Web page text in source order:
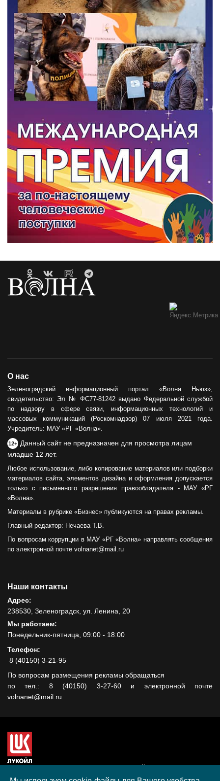
О нас
Зеленоградский информационный портал «Волна Ньюз»,
свидетельство: Эл № ФС77-81242 выдано Федеральной службой
по надзору в сфере связи, информационных технологий и
массовых коммуникаций (Роскомнадзор) 07 июля 2021 года.
Учредитель: МАУ «РГ «Волна».
12+ Данный сайт не предназначен для просмотра лицам
младше 12 лет.
Любое использование, либо копирование материалов или подборки
материалов сайта, элементов дизайна и оформления допускается
только с письменного разрешения правообладателя - МАУ «РГ
«Волна».
Материалы в рубрике «Бизнес» публикуются на правах рекламы.
Главный редактор: Нечаева Т.В.
По вопросам коррупции в МАУ «РГ «Волна» направлять сообщения
по электронной почте volnanet@mail.ru
Наши контакты
Адрес:
238530, Зеленоградск, ул. Ленина, 20
Мы работаем:
Понедельник-пятница, 09:00 - 18:00
Телефон:
8 (40150) 3-21-95
По вопросам размещения рекламы обращаться
по тел.: 8 (40150) 3-27-60 и электронной почте
volnanet@mail.ru
гранта, полученного в рамках XIII Конкурса социальных и